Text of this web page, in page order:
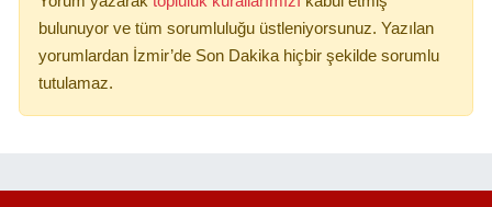
bulunuyor ve tüm sorumluluğu üstleniyorsunuz. Yazılan
yorumlardan İzmir’de Son Dakika hiçbir şekilde sorumlu
tutulamaz.